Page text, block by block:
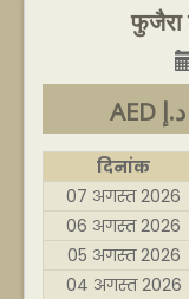
फुजैरा
AED د.إ
दिनांक
07 अगस्त 2026
06 अगस्त 2026
05 अगस्त 2026
04 अगस्त 2026